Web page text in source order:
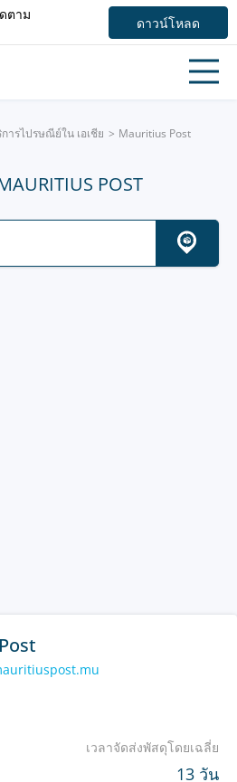
ตาม
ดาวน์โหลด
ารไปรษณีย์ใน เอเชีย Mauritius Post
POST
เวลาจัดส่งพัสดุโดยเฉลี่ย
13 วัน